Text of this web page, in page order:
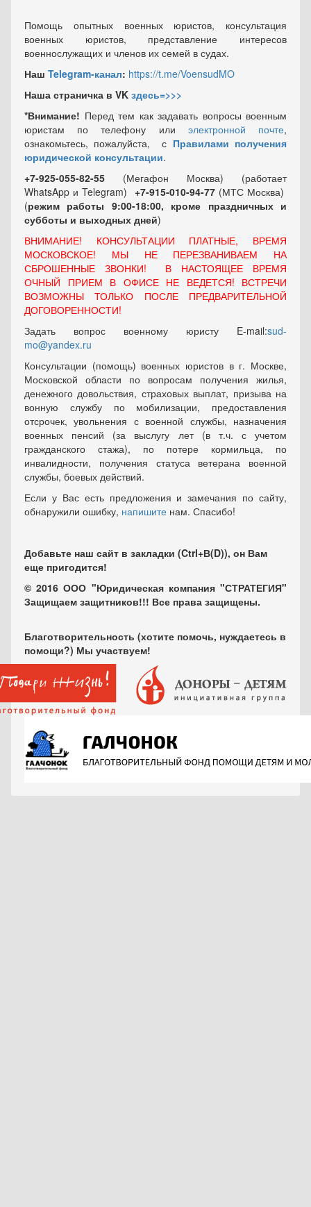
Помощь опытных военных юристов, консультация
военных юристов, представление интересов
военнослужащих и членов их семей в судах.
Наш Telegram-канал: https://t.me/VoensudMO
Наша страничка в VK здесь=>>>
*Внимание! Перед тем как задавать вопросы военным
юристам по телефону или электронной почте,
ознакомьтесь, пожалуйста, с Правилами получения
юридической консультации.
+7-925-055-82-55 (Мегафон Москва) (работает
WhatsApp и Telegram) +7-915-010-94-77 (МТС Москва)
(режим работы 9:00-18:00, кроме праздничных и
субботы и выходных дней)
ВНИМАНИЕ! КОНСУЛЬТАЦИИ ПЛАТНЫЕ, ВРЕМЯ
МОСКОВСКОЕ! МЫ НЕ ПЕРЕЗВАНИВАЕМ НА
СБРОШЕННЫЕ ЗВОНКИ! В НАСТОЯЩЕЕ ВРЕМЯ
ОЧНЫЙ ПРИЕМ В ОФИСЕ НЕ ВЕДЕТСЯ! ВСТРЕЧИ
ВОЗМОЖНЫ ТОЛЬКО ПОСЛЕ ПРЕДВАРИТЕЛЬНОЙ
ДОГОВОРЕННОСТИ!
Задать вопрос военному юристу E-mail:sud-
mo@yandex.ru
Консультации (помощь) военных юристов в г. Москве,
Московской области по вопросам получения жилья,
денежного довольствия, страховых выплат, призыва на
вонную службу по мобилизации, предоставления
отсрочек, увольнения с военной службы, назначения
военных пенсий (за выслугу лет (в т.ч. с учетом
гражданского стажа), по потере кормильца, по
инвалидности, получения статуса ветерана военной
службы, боевых действий.
Если у Вас есть предложения и замечания по сайту,
обнаружили ошибку, напишите нам. Спасибо!
Добавьте наш сайт в закладки (Ctrl+В(D)), он Вам
еще пригодится!
© 2016 ООО "Юридическая компания "СТРАТЕГИЯ"
Защищаем защитников!!! Все права защищены.
Благотворительность (хотите помочь, нуждаетесь в
помощи?) Мы участвуем!